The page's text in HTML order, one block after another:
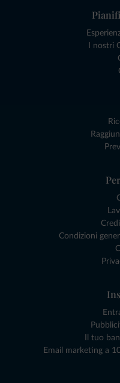
I nostri
Condizioni
Il tuo
Email marketing a